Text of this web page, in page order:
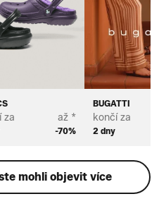
za až *
-70%
BUGATTI
končí za
2 dny
mohli objevit více